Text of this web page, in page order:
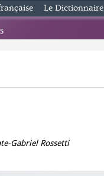
Le Dictionnaire
Gabriel Rossetti